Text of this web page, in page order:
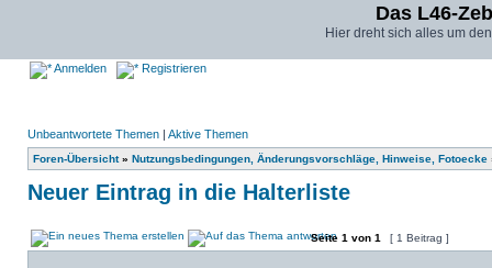
Das L46-
Hier dreht sich alles um
Anmelden Registrieren
Unbeantwortete Themen | Aktive Themen
Foren-Übersicht» Nutzungsbedingungen, Änderungsvorschläge, Hinweise, Fotoecke
Neuer Eintrag in die Halterliste
Seite 1 von 1 [ 1 Beitrag ]